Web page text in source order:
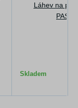
Láhev na pití
Skladem